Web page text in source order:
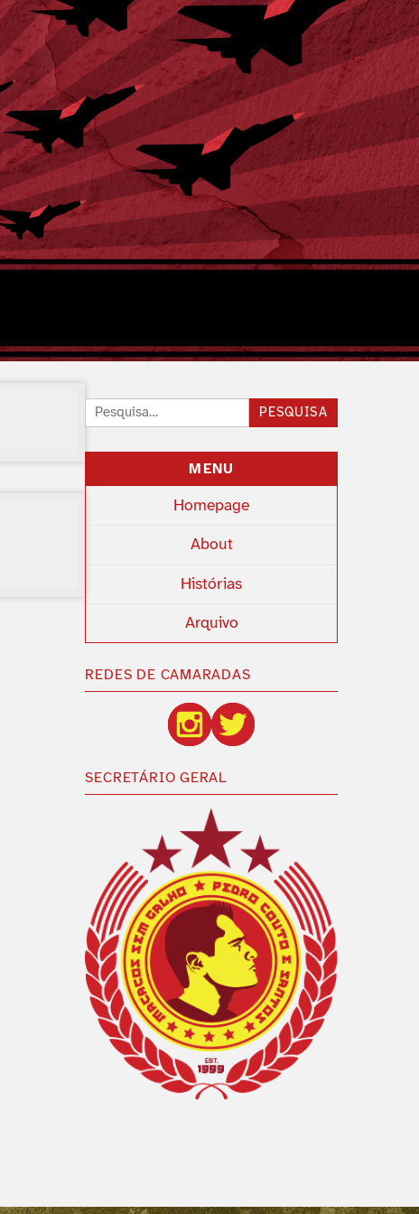
Pesquisar: PESQUISA
MENU
Homepage
About
Histórias
Arquivo
REDES DE CAMARADAS
SECRETÁRIO GERAL